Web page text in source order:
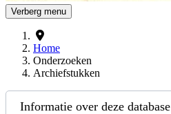
Verberg menu
Home
Onderzoeken
Archiefstukken
Informatie over deze database